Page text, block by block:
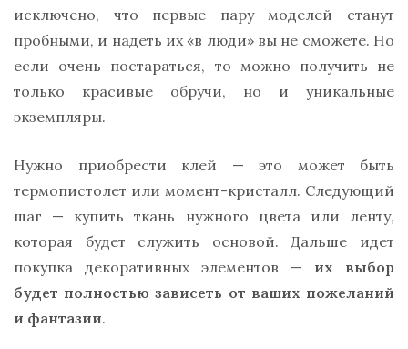
исключено, что первые пару моделей станут
пробными, и надеть их «в люди» вы не сможете. Но
если очень постараться, то можно получить не
только красивые обручи, но и уникальные
экземпляры.
Нужно приобрести клей — это может быть
термопистолет или момент-кристалл. Следующий
шаг — купить ткань нужного цвета или ленту,
которая будет служить основой. Дальше идет
покупка декоративных элементов — их выбор
будет полностью зависеть от ваших пожеланий
и фантазии.